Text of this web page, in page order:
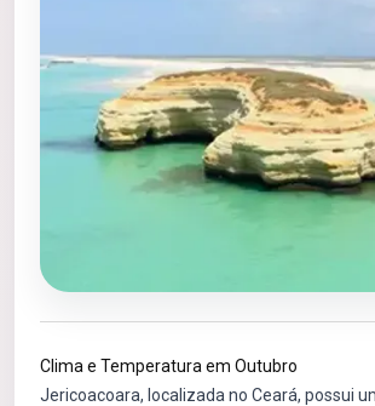
Clima e Temperatura em Outubro
Jericoacoara, localizada no Ceará, possui